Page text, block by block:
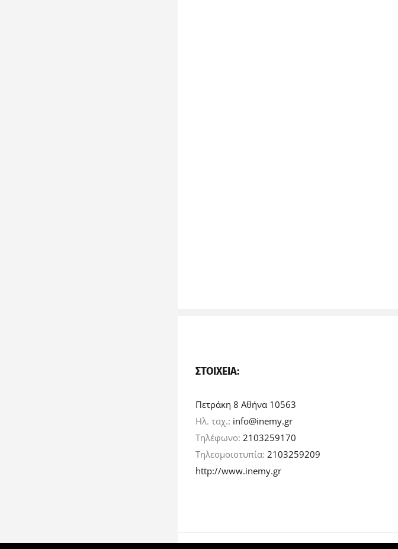
ΣΤΟΙΧΕΊΑ:
Πετράκη 8 Αθήνα 10563
Ηλ. ταχ.: info@inemy.gr
Τηλέφωνο: 2103259170
Τηλεομοιοτυπία: 2103259209
http://www.inemy.gr